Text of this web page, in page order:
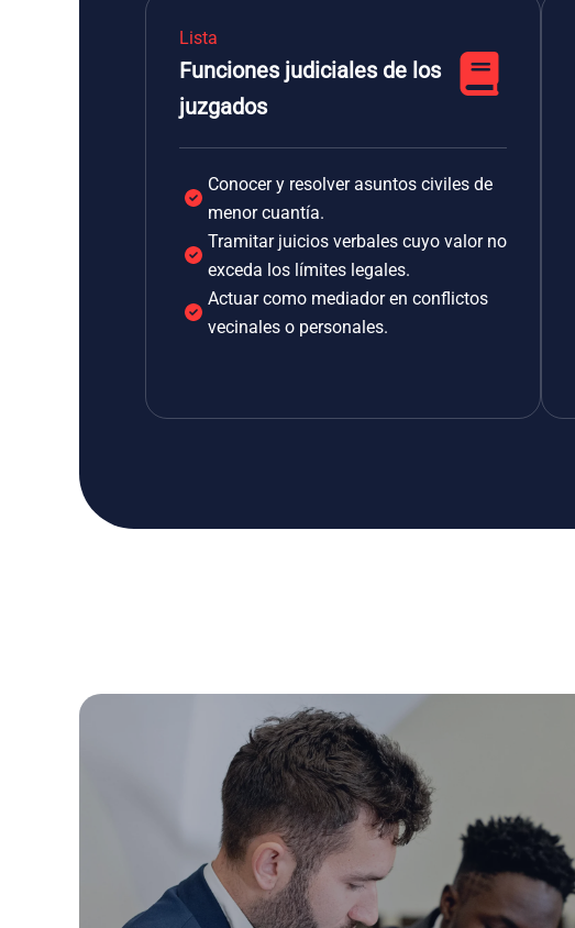
Lista
Funciones judiciales de los
juzgados
Conocer y resolver asuntos civiles de
menor cuantía.
Tramitar juicios verbales cuyo valor no
exceda los límites legales.
Actuar como mediador en conflictos
vecinales o personales.